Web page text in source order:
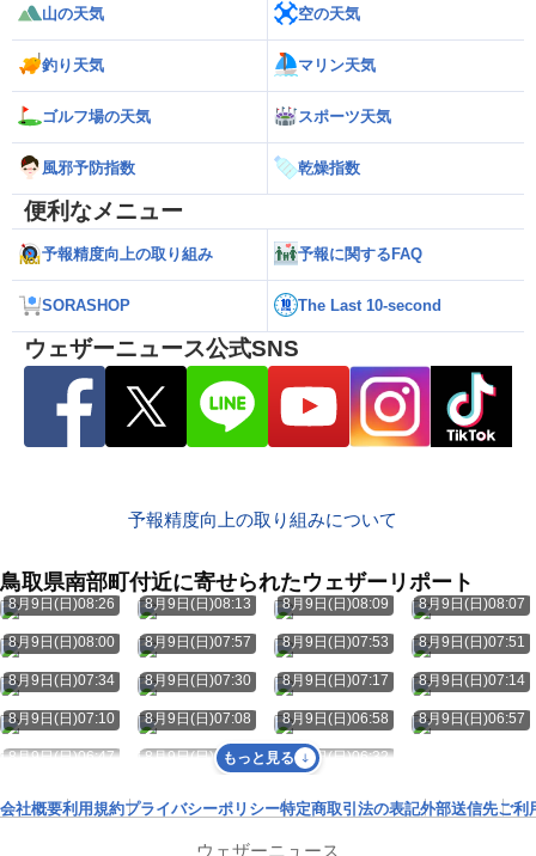
山の天気 空の天気
釣り天気 マリン天気
ゴルフ場の天気 スポーツ天気
風邪予防指数 乾燥指数
便利なメニュー
予報精度向上の取り組み 予報に関するFAQ
SORASHOP The Last 10-second
ウェザーニュース公式SNS
予報精度向上の取り組みについて
鳥取県南部町付近に寄せられたウェザーリポート
8月9日(日)08:26 8月9日(日)08:13 8月9日(日)08:09 8月9日(日)08:07
8月9日(日)08:00 8月9日(日)07:57 8月9日(日)07:53 8月9日(日)07:51
8月9日(日)07:34 8月9日(日)07:30 8月9日(日)07:17 8月9日(日)07:14
8月9日(日)07:10 8月9日(日)07:08 8月9日(日)06:58 8月9日(日)06:57
8月9日(日)06:47 8月9日(日)06:40 8月9日(日)06:32
もっと見る
会社概要利用規約プライバシーポリシー特定商取引法の表記外部送信先ご利
ウェザーニュース